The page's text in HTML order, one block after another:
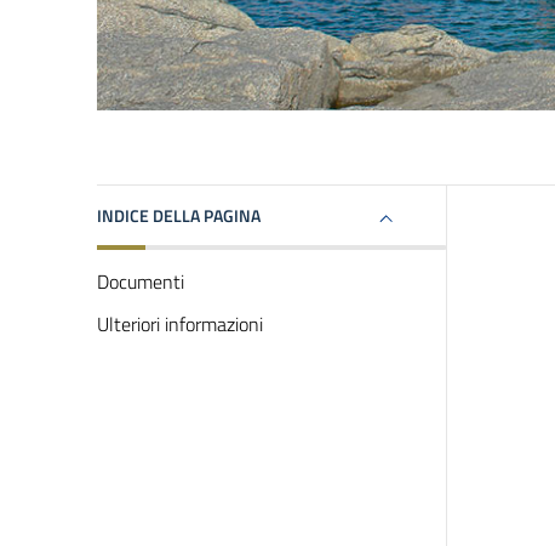
INDICE DELLA PAGINA
Documenti
Ulteriori informazioni